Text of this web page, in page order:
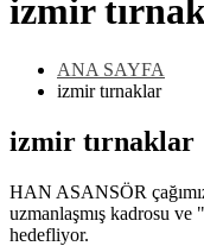
izmir
ANA SAYFA
izmir tırnaklar
izmir tırnaklar
HAN ASANSÖR
uzmanlaşmış kadrosu ve
hedefliyor.